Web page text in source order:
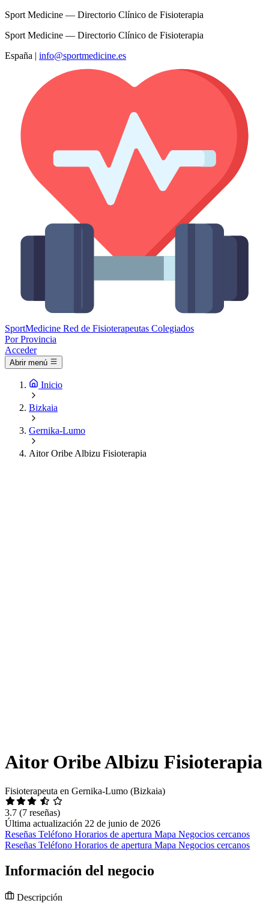
Sport Medicine — Directorio Clínico de Fisioterapia
Sport Medicine — Directorio Clínico de Fisioterapia
España | info@sportmedicine.es
SportMedicine Red de Fisioterapeutas Colegiados
Por Provincia
Acceder
Abrir menú
Inicio
Bizkaia
Gernika-Lumo
Aitor Oribe Albizu Fisioterapia
Aitor Oribe Albizu Fisioterapia
Fisioterapeuta en Gernika-Lumo (Bizkaia)
3.7 (7 reseñas)
Última actualización 22 de junio de 2026
Reseñas Teléfono Horarios de apertura Mapa Negocios cercanos
Reseñas Teléfono Horarios de apertura Mapa Negocios cercanos
Información del negocio
Descripción